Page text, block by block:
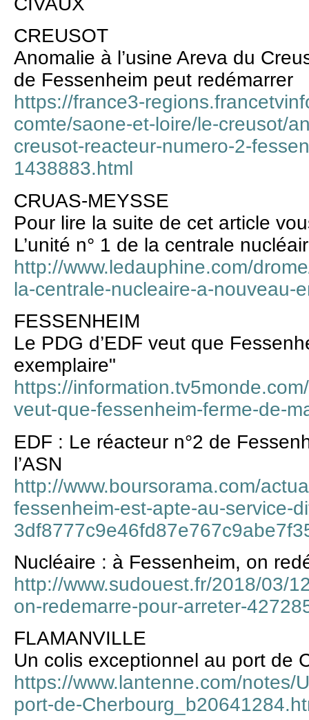
CREUSOT
Anomalie à l’usine Areva du
de Fessenheim peut redémarrer
https://france3-
comte/saone-et-loire/le-creusot/
creusot-reacteur-numero-2-
1438883.html
CRUAS-MEYSSE
Pour lire la suite de cet article
L’unité n° 1 de la centrale
http://www.ledauphine.com/
la-centrale-nucleaire-a-nouveau-
FESSENHEIM
Le PDG d’EDF veut que
exemplaire"
https://
veut-que-fessenheim-ferme-de-
EDF : Le réacteur n°2 de
l’ASN
http://www.boursorama.com/
fessenheim-est-apte-au-service-
Nucléaire : à Fessenheim, on
http://www.sudouest.fr/2018/03/
on-redemarre-pour-arreter-
FLAMANVILLE
Un colis exceptionnel au port de
https://www.lantenne.com/notes/
port-de-